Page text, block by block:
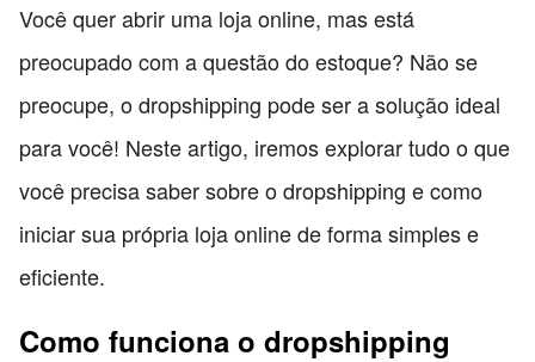
Você quer abrir uma loja online, mas está
preocupado com a questão do estoque? Não se
preocupe, o dropshipping pode ser a solução ideal
para você! Neste artigo, iremos explorar tudo o que
você precisa saber sobre o dropshipping e como
iniciar sua própria loja online de forma simples e
eficiente.
Como funciona o dropshipping